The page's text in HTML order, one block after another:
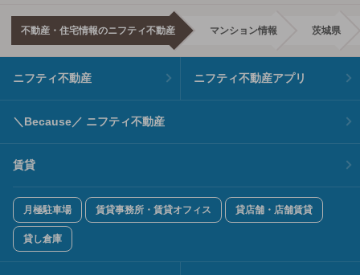
不動産・住宅情報のニフティ不動産 マンション情報 茨城県
ニフティ不動産 ニフティ不動産アプリ
＼Because／ ニフティ不動産
賃貸
月極駐車場 賃貸事務所・賃貸オフィス 貸店舗・店舗賃貸
貸し倉庫